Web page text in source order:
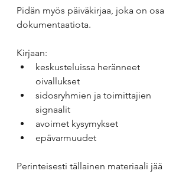
Pidän myös päiväkirjaa, joka on osa
dokumentaatiota.
Kirjaan:
keskusteluissa heränneet
oivallukset
sidosryhmien ja toimittajien
signaalit
avoimet kysymykset
epävarmuudet
Perinteisesti tällainen materiaali jää